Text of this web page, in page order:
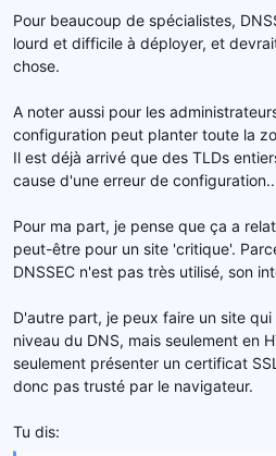
Pour beaucoup de spécialistes,
lourd et difficile à déployer, et
chose.
A noter aussi pour les
configuration peut planter toute la
Il est déjà arrivé que des TLDs
cause d'une erreur de
Pour ma part, je pense que ça a
peut-être pour un site 'critique'.
DNSSEC n'est pas très utilisé, son
D'autre part, je peux faire un site
niveau du DNS, mais seulement en
seulement présenter un certificat
donc pas trusté par le navigateur.
Tu dis: